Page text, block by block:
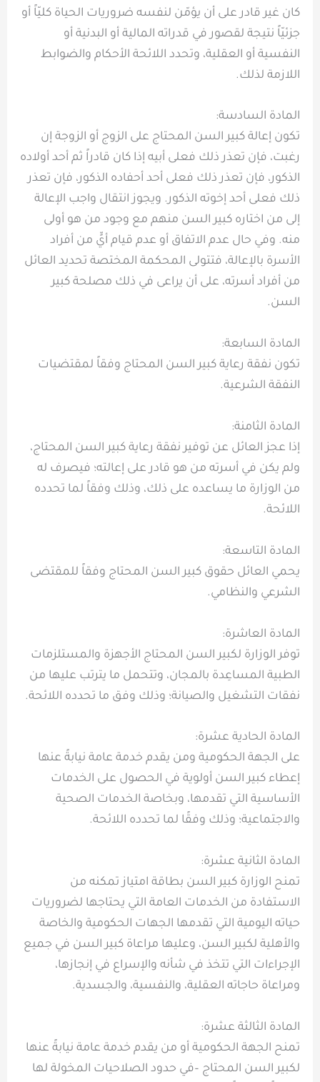
كان غير قادر على أن يؤمّن لنفسه ضروريات الحياة كليّاً أو
جزئيّاً نتيجة لقصور في قدراته المالية أو البدنية أو
النفسية أو العقلية، وتحدد اللائحة الأحكام والضوابط
اللازمة لذلك.
المادة السادسة:
تكون إعالة كبير السن المحتاج على الزوج أو الزوجة إن
رغبت، فإن تعذر ذلك فعلى أبيه إذا كان قادراً ثم أحد أولاده
الذكور، فإن تعذر ذلك فعلى أحد أحفاده الذكور، فإن تعذر
ذلك فعلى أحد إخوته الذكور. ويجوز انتقال واجب الإعالة
إلى من اختاره كبير السن منهم مع وجود من هو أولى
منه. وفي حال عدم الاتفاق أو عدم قيام أيٍّ من أفراد
الأسرة بالإعالة، فتتولى المحكمة المختصة تحديد العائل
من أفراد أسرته، على أن يراعى في ذلك مصلحة كبير
السن.
المادة السابعة:
تكون نفقة رعاية كبير السن المحتاج وفقاً لمقتضيات
النفقة الشرعية.
المادة الثامنة:
إذا عجز العائل عن توفير نفقة رعاية كبير السن المحتاج،
ولم يكن في أسرته من هو قادر على إعالته؛ فيصرف له
من الوزارة ما يساعده على ذلك، وذلك وفقاً لما تحدده
اللائحة.
المادة التاسعة:
يحمي العائل حقوق كبير السن المحتاج وفقاً للمقتضى
الشرعي والنظامي.
المادة العاشرة:
توفر الوزارة لكبير السن المحتاج الأجهزة والمستلزمات
الطبية المساعِدة بالمجان، وتتحمل ما يترتب عليها من
نفقات التشغيل والصيانة؛ وذلك وفق ما تحدده اللائحة.
المادة الحادية عشرة:
على الجهة الحكومية ومن يقدم خدمة عامة نيابةً عنها
إعطاء كبير السن أولوية في الحصول على الخدمات
الأساسية التي تقدمها، وبخاصة الخدمات الصحية
والاجتماعية؛ وذلك وفقًا لما تحدده اللائحة.
المادة الثانية عشرة:
تمنح الوزارة كبير السن بطاقة امتياز تمكنه من
الاستفادة من الخدمات العامة التي يحتاجها لضروريات
حياته اليومية التي تقدمها الجهات الحكومية والخاصة
والأهلية لكبير السن، وعليها مراعاة كبير السن في جميع
الإجراءات التي تتخذ في شأنه والإسراع في إنجازها،
ومراعاة حاجاته العقلية، والنفسية، والجسدية.
المادة الثالثة عشرة:
تمنح الجهة الحكومية أو من يقدم خدمة عامة نيابةً عنها
لكبير السن المحتاج –في حدود الصلاحيات المخولة لها